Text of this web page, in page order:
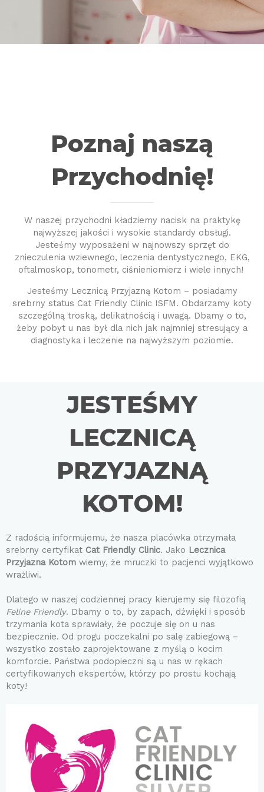
Poznaj naszą
Przychodnię!
W naszej przychodni kładziemy nacisk na praktykę
najwyższej jakości i wysokie standardy obsługi.
Jesteśmy wyposażeni w najnowszy sprzęt do
znieczulenia wziewnego, leczenia dentystycznego, EKG,
oftalmoskop, tonometr, ciśnieniomierz i wiele innych!
Jesteśmy Lecznicą Przyjazną Kotom – posiadamy
srebrny status Cat Friendly Clinic ISFM. Obdarzamy koty
szczególną troską, delikatnością i uwagą. Dbamy o to,
żeby pobyt u nas był dla nich jak najmniej stresujący a
diagnostyka i leczenie na najwyższym poziomie.
JESTEŚMY
LECZNICĄ
PRZYJAZNĄ
KOTOM!
Z radością informujemu, że nasza placówka otrzymała
srebrny certyfikat Cat Friendly Clinic. Jako Lecznica
Przyjazna Kotom wiemy, że mruczki to pacjenci wyjątkowo
wrażliwi.
Dlatego w naszej codziennej pracy kierujemy się filozofią
Feline Friendly. Dbamy o to, by zapach, dźwięki i sposób
trzymania kota sprawiały, że poczuje się on u nas
bezpiecznie. Od progu poczekalni po salę zabiegową –
wszystko zostało zaprojektowane z myślą o kocim
komforcie. Państwa podopieczni są u nas w rękach
certyfikowanych ekspertów, którzy po prostu kochają
koty!